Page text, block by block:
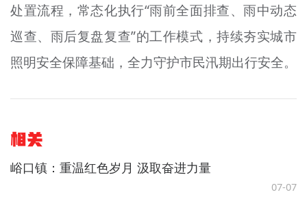
处置流程，常态化执行“雨前全面排查、雨中动态
巡查、雨后复盘复查”的工作模式，持续夯实城市
照明安全保障基础，全力守护市民汛期出行安全。
相关
峪口镇：重温红色岁月 汲取奋进力量
07-07